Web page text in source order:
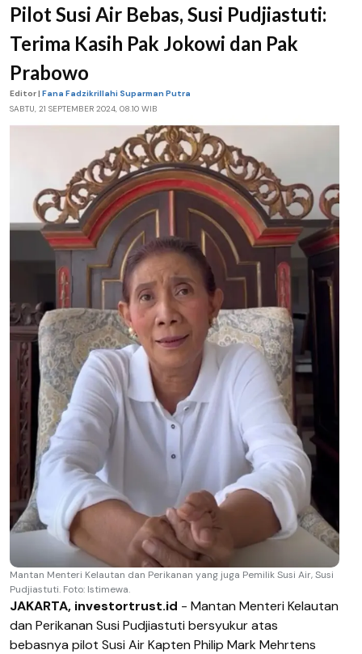
Pilot Susi Air Bebas, Susi Pudjiastuti:
Terima Kasih Pak Jokowi dan Pak
Prabowo
Editor | Fana Fadzikrillahi Suparman Putra
SABTU, 21 SEPTEMBER 2024, 08.10 WIB
Mantan Menteri Kelautan dan Perikanan yang juga Pemilik Susi Air, Susi
Pudjiastuti. Foto: Istimewa.
JAKARTA, investortrust.id - Mantan Menteri Kelautan
dan Perikanan Susi Pudjiastuti bersyukur atas
bebasnya pilot Susi Air Kapten Philip Mark Mehrtens